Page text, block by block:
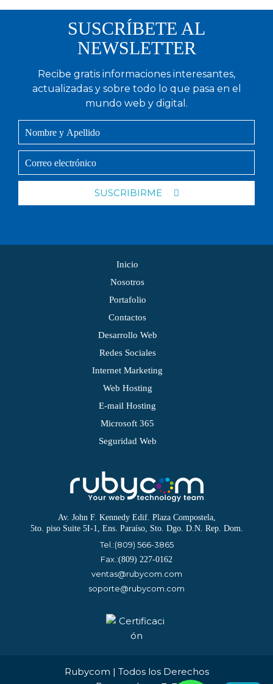
SUSCRÍBETE AL
NEWSLETTER
Recibe gratis informaciones interesantes,
actualizadas y sobre todo lo que pasa en el
mundo web y digital.
SUSCRIBIRME
Inicio
Nosotros
Portafolio
Contactos
Desarrollo Web
Redes Sociales
Internet Marketing
Web Hosting
E-mail Hosting
Microsoft 365
Seguridad Web
Av. John F. Kennedy Edif. Plaza Compostela,
5to. piso Suite 5I-1, Ens. Paraíso, Sto. Dgo. D.N. Rep. Dom.
Tel.:(809) 566-3865
Fax.:(809) 227-0162
ventas@rubycom.com
soporte@rubycom.com
Rubycom | Todos los Derechos